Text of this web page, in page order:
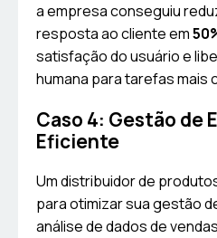
a empresa conseguiu
resposta ao cliente em
satisfação do usuário e
humana para tarefas mais
Caso 4: Gestão de
Eficiente
Um distribuidor de
para otimizar sua gestão
análise de dados de